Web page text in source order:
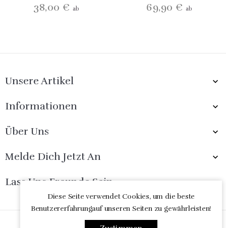
38,00 € ab 69,90 € ab
Unsere Artikel 
Informationen 
Über Uns 
Melde Dich Jetzt An 
Lass Uns Freunde Sein
Diese Seite verwendet Cookies, um die beste
Benutzererfahrungauf unseren Seiten zu gewährleisten!